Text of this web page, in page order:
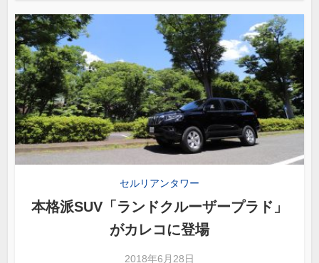
セルリアンタワー
本格派SUV「ランドクルーザープラド」
がカレコに登場
2018年6月28日